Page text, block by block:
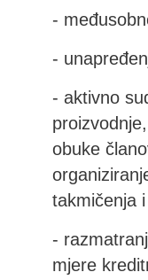
-
-
- aktivno
obuke
takmičenja
-
mjere